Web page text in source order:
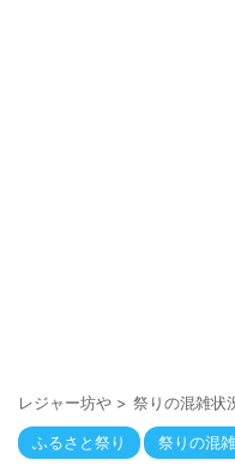
レジャー坊や > 祭りの混雑状
ふるさと祭り 祭りの混